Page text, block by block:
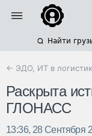
Найти
← ЭДО, ИТ в
Раскрыта
ГЛОНАСС
13:36, 28 Сентября